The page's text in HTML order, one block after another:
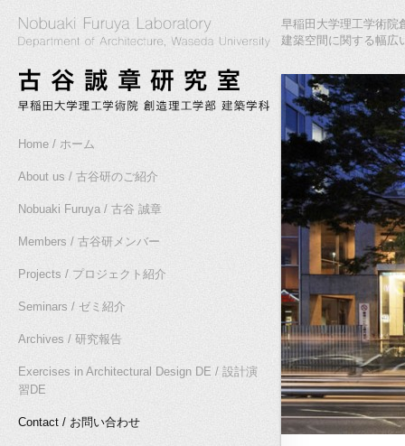
Home / ホーム
About us / 古谷研のご紹介
Nobuaki Furuya / 古谷 誠章
Members / 古谷研メンバー
Projects / プロジェクト紹介
Seminars / ゼミ紹介
Archives / 研究報告
Exercises in Architectural Design DE / 設計演
習DE
Contact / お問い合わせ
早稲田大学理工学術院
建築空間に関する幅広